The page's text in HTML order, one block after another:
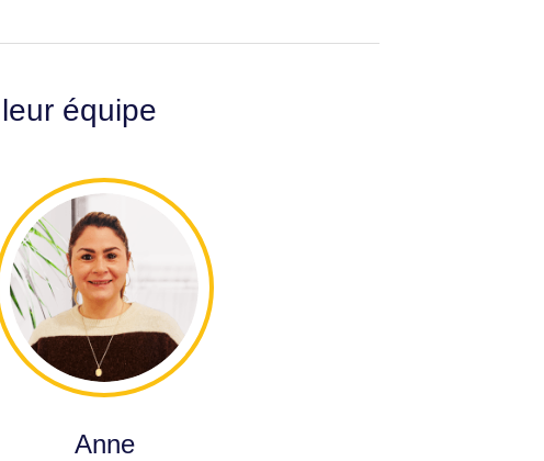
équipe
Anne